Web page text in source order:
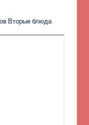
Вторые блюда